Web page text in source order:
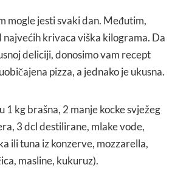
mogle jesti svaki dan. Međutim,
krivaca viška kilograma. Da
deliciji, donosimo vam recept
pizza, a jednako je ukusna.
1 kg brašna, 2 manje kocke svježeg
3 dcl destilirane, mlake vode,
ili tuna iz konzerve, mozzarella,
masline, kukuruz).